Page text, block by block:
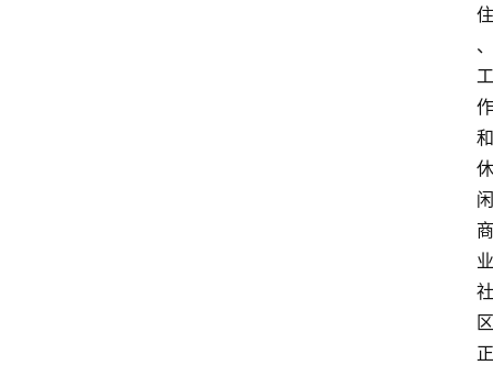
住
、
工
作
和
休
闲
商
业
社
区
正